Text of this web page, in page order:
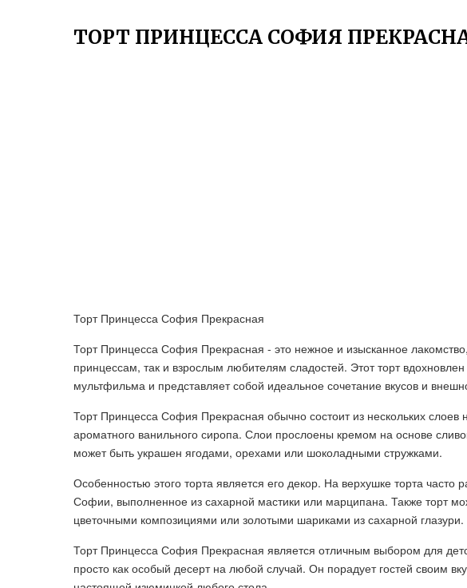
ТОРТ ПРИНЦЕССА СОФИЯ
Торт Принцесса София Прекрасная
Торт Принцесса София Прекрасная - это нежное и изысканное
принцессам, так и взрослым любителям сладостей. Этот торт
мультфильма и представляет собой идеальное сочетание вкусов и
Торт Принцесса София Прекрасная обычно состоит из нескольких слоев
ароматного ванильного сиропа. Слои прослоены кремом на основе
может быть украшен ягодами, орехами или шоколадными стружками.
Особенностью этого торта является его декор. На верхушке торта
Софии, выполненное из сахарной мастики или марципана. Также торт
цветочными композициями или золотыми шариками из сахарной глазури.
Торт Принцесса София Прекрасная является отличным выбором для
просто как особый десерт на любой случай. Он порадует гостей своим